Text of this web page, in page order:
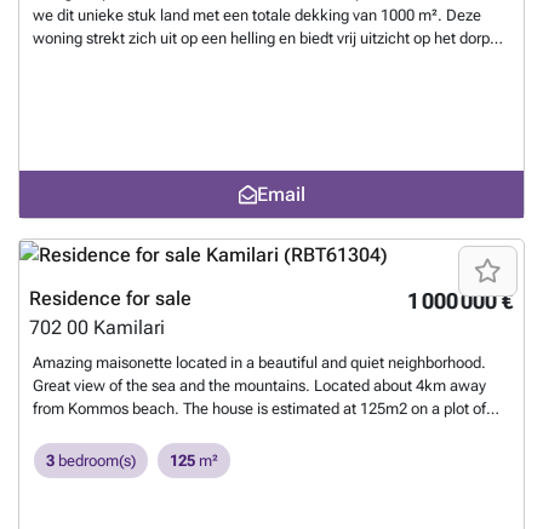
we dit unieke stuk land met een totale dekking van 1000 m². Deze
woning strekt zich uit op een helling en biedt vrij uitzicht op het dorp
Email
1 000 000 €
Residence for sale
702 00 Kamilari
Amazing maisonette located in a beautiful and quiet neighborhood.
Great view of the sea and the mountains. Located about 4km away
from Kommos beach. The house is estimated at 125m2 on a plot of
with a BBQ area and a parking space for 3 spaces. The ground floor
consists of a bedroom, open plan kitchen, dining room, living room
3 bedroom(s) 125 m²